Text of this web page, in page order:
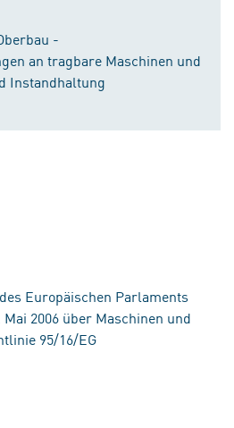
-
an tragbare Maschinen und
Instandhaltung
Europäischen Parlaments
2006 über Maschinen und
95/16/EG